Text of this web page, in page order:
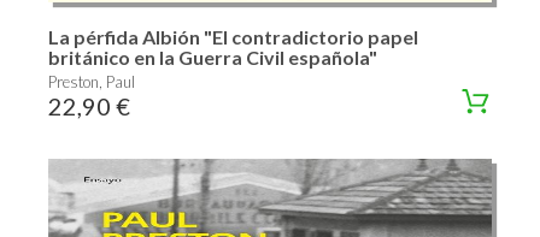
La pérfida Albión "El contradictorio papel
británico en la Guerra Civil española"
Preston, Paul
22,90 €